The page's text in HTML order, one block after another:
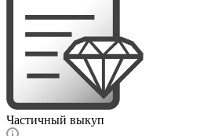
Частичный выкуп